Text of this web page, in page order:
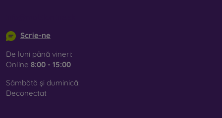
Scrie-ne
De luni până vineri:
Online 8:00 - 15:00
Sâmbătă și duminică:
Deconectat